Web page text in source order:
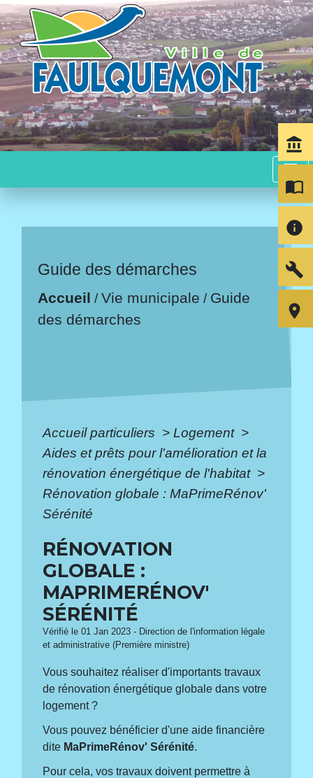
menu
Guide des démarches
Accueil /Vie municipale / Guide
des démarches
Accueil particuliers > Logement >
Aides et prêts pour l'amélioration et la
rénovation énergétique de l'habitat >
Rénovation globale : MaPrimeRénov'
Sérénité
RÉNOVATION
GLOBALE :
MAPRIMERÉNOV'
SÉRÉNITÉ
Vérifié le 01 Jan 2023 - Direction de l'information légale
et administrative (Première ministre)
Vous souhaitez réaliser d'importants travaux
de rénovation énergétique globale dans votre
logement ?
Vous pouvez bénéficier d'une aide financière
dite MaPrimeRénov' Sérénité.
Pour cela, vos travaux doivent permettre à
account_balance
import_contacts
info
build
room